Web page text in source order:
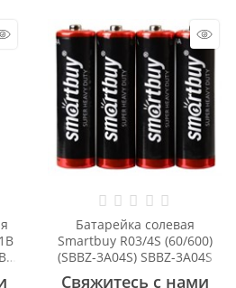
Батарейка солевая
Smartbuy R03/4S (60/600)
(SBBZ-3A04S) SBBZ-3A04S
Свяжитесь с нами